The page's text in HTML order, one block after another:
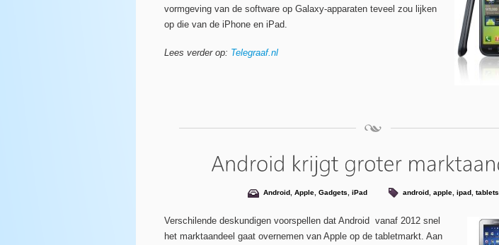
vormgeving van de software op Galaxy-apparaten teveel zou lijken
op die van de iPhone en iPad.
Lees verder op: Telegraaf.nl
Android, Apple, Gadgets, iPad android, apple, ipad, tablets
Verschilende deskundigen voorspellen dat Android vanaf 2012 snel
het marktaandeel gaat overnemen van Apple op de tabletmarkt. Aan